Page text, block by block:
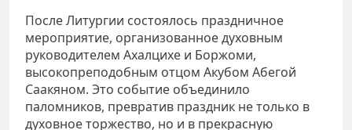
После Литургии состоялось праздничное
мероприятие, организованное духовным
руководителем Ахалцихе и Боржоми,
высокопреподобным отцом Акубом Абегой
Саакяном. Это событие объединило
паломников, превратив праздник не только в
духовное торжество, но и в прекрасную